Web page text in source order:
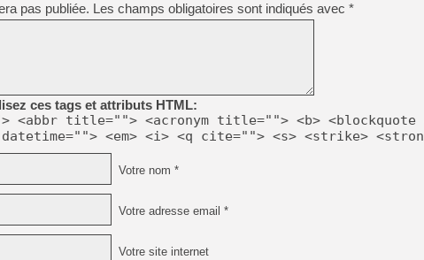
[GK] Beast of
[GK] Ubisoft : fin de partie
[GK] Mémoire cash -
[GK] Dan Houser (GTA)
[GK] Comment EA Sports
[GK] Crimson Moon : un
[GK] Isle of Reveries : le
[GK] Moonlighter 2 : The
[GK] Capcom relance
[Mo5] Deux inédits du
[GK] Le beat'em up The
[GK] Endless Legend 2 :
pas publiée. Les champs obligatoires sont indiqués avec *
ces tags et attributs HTML:
title=""> <acronym title=""> <b> <blockquote
<em> <i> <q cite=""> <s> <strike>
Votre nom *
Votre adresse email *
Votre site internet